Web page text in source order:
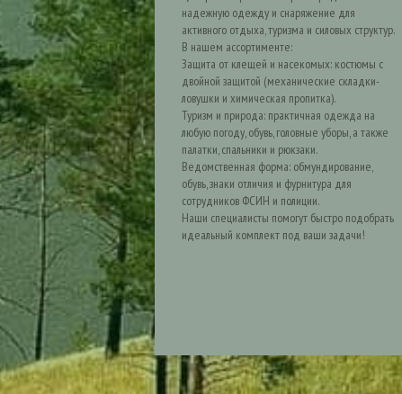
надежную одежду и снаряжение для
активного отдыха, туризма и силовых структур.
В нашем ассортименте:
Защита от клещей и насекомых: костюмы с
двойной защитой (механические складки-
ловушки и химическая пропитка).
Туризм и природа: практичная одежда на
любую погоду, обувь, головные уборы, а также
палатки, спальники и рюкзаки.
Ведомственная форма: обмундирование,
обувь, знаки отличия и фурнитура для
сотрудников ФСИН и полиции.
Наши специалисты помогут быстро подобрать
идеальный комплект под ваши задачи!